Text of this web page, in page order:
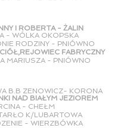
I ROBERTA - ŻALIN
- WÓLKA OKOPSKA
RODZINY - PNIÓWNO
FABRYCZNY
MARIUSZA - PNIÓWNO
B.B ZENOWICZ- KORONA
NAD BIAŁYM JEZIOREM
- CHEŁM
K/LUBARTOWA
- WIERZBÓWKA